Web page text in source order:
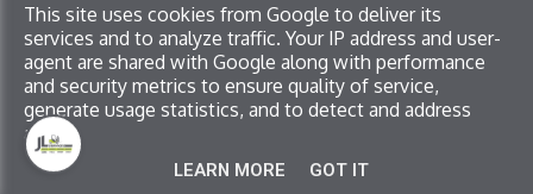
Copyright © 2026 JL Service. All rights reserved
Privacy & Cookies
UP-TO-DATE WebDesign
This site uses cookies from Google to deliver its
services and to analyze traffic. Your IP address and user-
agent are shared with Google along with performance
and security metrics to ensure quality of service,
generate usage statistics, and to detect and address
abuse.
LEARN MORE GOT IT